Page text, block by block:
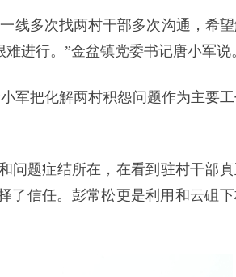
线多次找两村干部多次沟通，希
进行。”金盆镇党委书记唐小军说
军把化解两村积怨问题作为主要
问题症结所在，在看到驻村干部
了信任。彭常松更是利用和云砠